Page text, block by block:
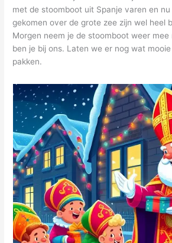
met de stoomboot uit Spanje varen en
gekomen over de grote zee zijn wel heel
Morgen neem je de stoomboot weer mee
ben je bij ons. Laten we er nog wat
pakken.